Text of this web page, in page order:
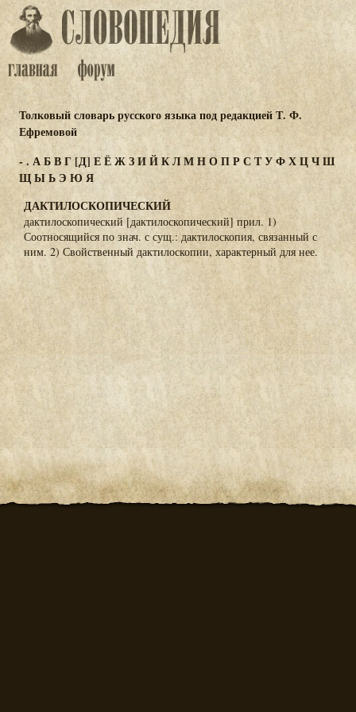
Толковый словарь русского языка под редакцией Т. Ф.
Ефремовой
- . АБВГ[Д] ЕЁЖЗИЙКЛМНОПРС ТУФХЦЧШ
ЩЫЬЭ ЮЯ
ДАКТИЛОСКОПИЧЕСКИЙ
дактилоскопический [дактилоскопический] прил. 1)
Соотносящийся по знач. с сущ.: дактилоскопия, связанный с
ним. 2) Свойственный дактилоскопии, характерный для нее.